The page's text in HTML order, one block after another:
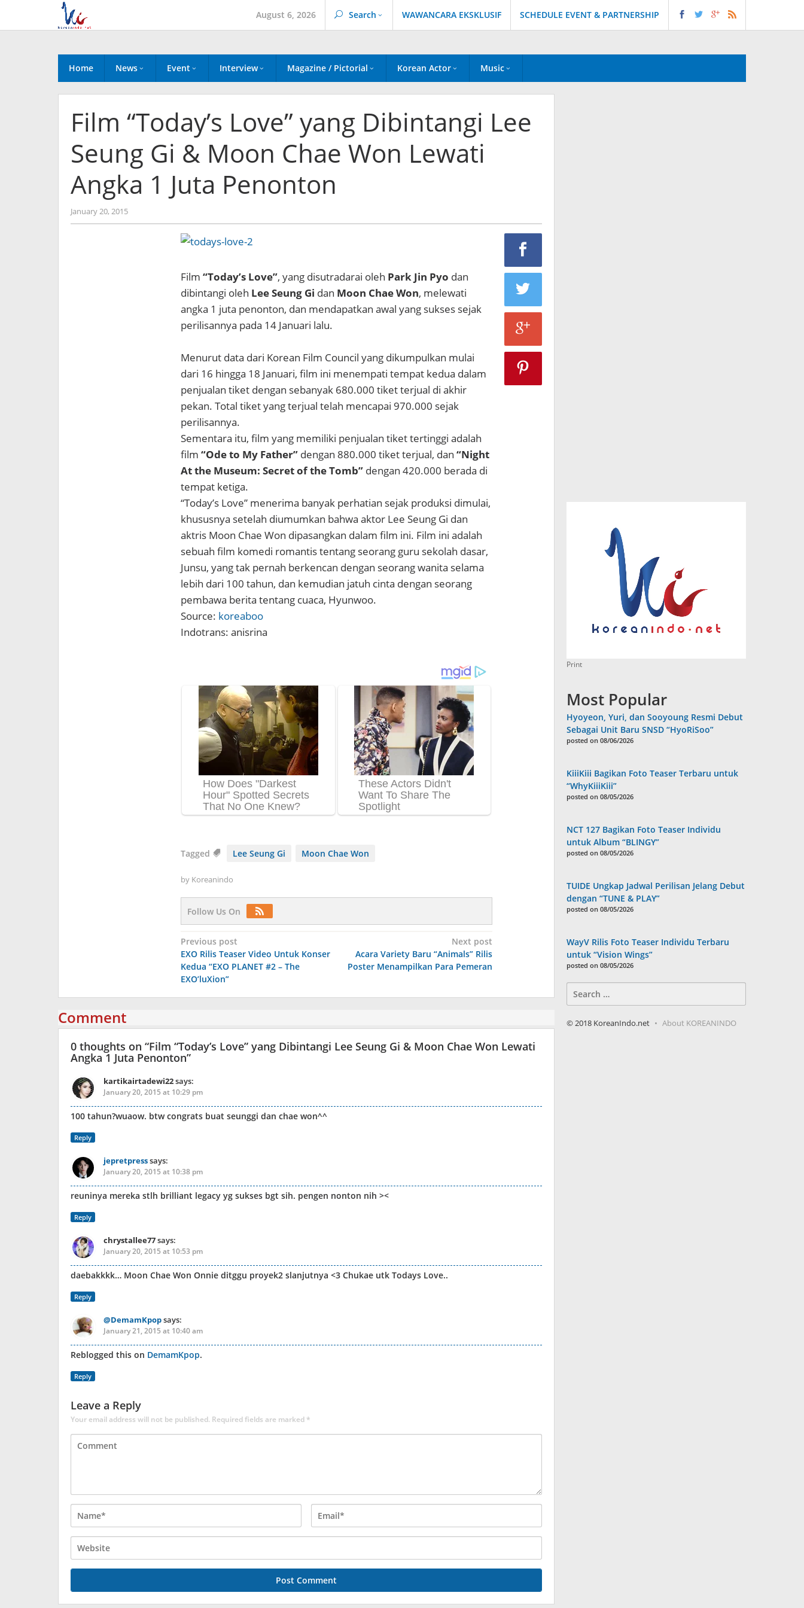
content
August 6, 2026 Search WAWANCARA EKSKLUSIF SCHEDULE EVENT & PARTNERSHIP
Home News Event Interview Magazine / Pictorial Korean Actor Music
Film “Today’s Love” yang Dibintangi Lee
Seung Gi & Moon Chae Won Lewati
Angka 1 Juta Penonton
January 20, 2015by
Koreanindo
Film “Today’s Love”, yang disutradarai oleh Park Jin Pyo dan
dibintangi oleh Lee Seung Gi dan Moon Chae Won, melewati
angka 1 juta penonton, dan mendapatkan awal yang sukses sejak
perilisannya pada 14 Januari lalu.
Menurut data dari Korean Film Council yang dikumpulkan mulai
dari 16 hingga 18 Januari, film ini menempati tempat kedua dalam
penjualan tiket dengan sebanyak 680.000 tiket terjual di akhir
pekan. Total tiket yang terjual telah mencapai 970.000 sejak
perilisannya.
Sementara itu, film yang memiliki penjualan tiket tertinggi adalah
film “Ode to My Father”dengan 880.000 tiket terjual, dan “Night
At the Museum: Secret of the Tomb”dengan 420.000 berada di
tempat ketiga.
“Today’s Love” menerima banyak perhatian sejak produksi dimulai,
khususnya setelah diumumkan bahwa aktor Lee Seung Gi dan
aktris Moon Chae Won dipasangkan dalam film ini. Film ini adalah
sebuah film komedi romantis tentang seorang guru sekolah dasar,
Junsu, yang tak pernah berkencan dengan seorang wanita selama
lebih dari 100 tahun, dan kemudian jatuh cinta dengan seorang
pembawa berita tentang cuaca, Hyunwoo.
Source: koreaboo
Indotrans: anisrina
Tagged Lee Seung Gi Moon Chae Won
by Koreanindo
Follow Us On
Post
navigation
Previous post
EXO Rilis Teaser Video Untuk Konser
Kedua “EXO PLANET #2 – The
EXO’luXion”
Next post
Acara Variety Baru “Animals” Rilis
Poster Menampilkan Para Pemeran
Comment
0 thoughts on “Film “Today’s Love” yang Dibintangi Lee Seung Gi & Moon Chae Won Lewati
Angka 1 Juta Penonton”
kartikairtadewi22says:
January 20, 2015 at 10:29 pm
100 tahun?wuaow. btw congrats buat seunggi dan chae won^^
Reply
jepretpresssays:
January 20, 2015 at 10:38 pm
reuninya mereka stlh brilliant legacy yg sukses bgt sih. pengen nonton nih ><
Reply
chrystallee77says:
January 20, 2015 at 10:53 pm
daebakkkk… Moon Chae Won Onnie ditggu proyek2 slanjutnya <3 Chukae utk Todays Love..
Reply
@DemamKpopsays:
January 21, 2015 at 10:40 am
Reblogged this on DemamKpop.
Reply
Leave a Reply
Your email address will not be published. Required fields are marked*
Print
Most Popular
Hyoyeon, Yuri, dan Sooyoung Resmi Debut
Sebagai Unit Baru SNSD “HyoRiSoo”
posted on 08/06/2026
KiiiKiii Bagikan Foto Teaser Terbaru untuk
“WhyKiiiKiii”
posted on 08/05/2026
NCT 127 Bagikan Foto Teaser Individu
untuk Album “BLINGY”
posted on 08/05/2026
TUIDE Ungkap Jadwal Perilisan Jelang Debut
dengan “TUNE & PLAY”
posted on 08/05/2026
WayV Rilis Foto Teaser Individu Terbaru
untuk “Vision Wings”
posted on 08/05/2026
for:
© 2018 KoreanIndo.net About KOREANINDO